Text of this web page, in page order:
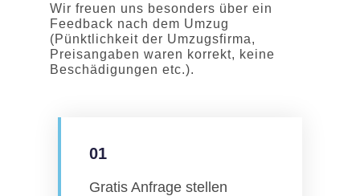
Wir freuen uns besonders über ein
Feedback nach dem Umzug
(Pünktlichkeit der Umzugsfirma,
Preisangaben waren korrekt, keine
Beschädigungen etc.).
01
Gratis Anfrage stellen